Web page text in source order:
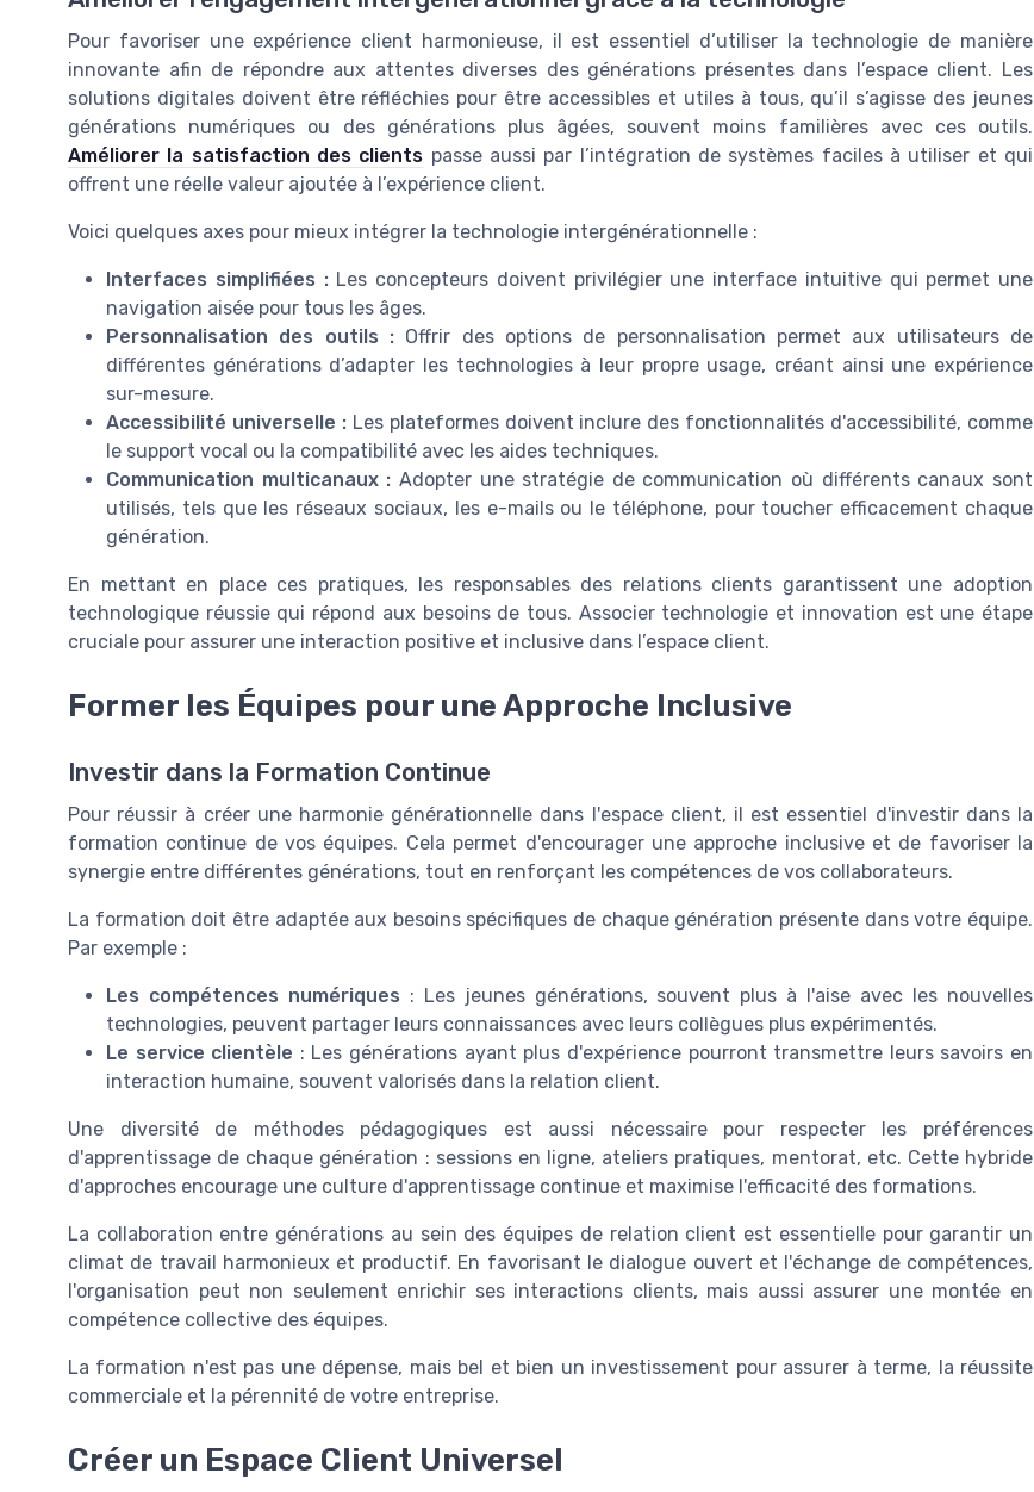
Pour favoriser une expérience client harmonieuse, il est essentiel d’utiliser la technologie de manière
innovante afin de répondre aux attentes diverses des générations présentes dans l’espace client. Les
solutions digitales doivent être réfléchies pour être accessibles et utiles à tous, qu’il s’agisse des jeunes
générations numériques ou des générations plus âgées, souvent moins familières avec ces outils.
Améliorer la satisfaction des clients passe aussi par l’intégration de systèmes faciles à utiliser et qui
offrent une réelle valeur ajoutée à l’expérience client.
Voici quelques axes pour mieux intégrer la technologie intergénérationnelle :
Interfaces simplifiées :Les concepteurs doivent privilégier une interface intuitive qui permet une
navigation aisée pour tous les âges.
Personnalisation des outils : Offrir des options de personnalisation permet aux utilisateurs de
différentes générations d’adapter les technologies à leur propre usage, créant ainsi une expérience
sur-mesure.
Accessibilité universelle :Les plateformes doivent inclure des fonctionnalités d'accessibilité, comme
le support vocal ou la compatibilité avec les aides techniques.
Communication multicanaux : Adopter une stratégie de communication où différents canaux sont
utilisés, tels que les réseaux sociaux, les e-mails ou le téléphone, pour toucher efficacement chaque
génération.
En mettant en place ces pratiques, les responsables des relations clients garantissent une adoption
technologique réussie qui répond aux besoins de tous. Associer technologie et innovation est une étape
cruciale pour assurer une interaction positive et inclusive dans l’espace client.
Former les Équipes pour une Approche Inclusive
Investir dans la Formation Continue
Pour réussir à créer une harmonie générationnelle dans l'espace client, il est essentiel d'investir dans la
formation continue de vos équipes. Cela permet d'encourager une approche inclusive et de favoriser la
synergie entre différentes générations, tout en renforçant les compétences de vos collaborateurs.
La formation doit être adaptée aux besoins spécifiques de chaque génération présente dans votre équipe.
Par exemple :
Les compétences numériques : Les jeunes générations, souvent plus à l'aise avec les nouvelles
technologies, peuvent partager leurs connaissances avec leurs collègues plus expérimentés.
Le service clientèle : Les générations ayant plus d'expérience pourront transmettre leurs savoirs en
interaction humaine, souvent valorisés dans la relation client.
Une diversité de méthodes pédagogiques est aussi nécessaire pour respecter les préférences
d'apprentissage de chaque génération : sessions en ligne, ateliers pratiques, mentorat, etc. Cette hybride
d'approches encourage une culture d'apprentissage continue et maximise l'efficacité des formations.
La collaboration entre générations au sein des équipes de relation client est essentielle pour garantir un
climat de travail harmonieux et productif. En favorisant le dialogue ouvert et l'échange de compétences,
l'organisation peut non seulement enrichir ses interactions clients, mais aussi assurer une montée en
compétence collective des équipes.
La formation n'est pas une dépense, mais bel et bien un investissement pour assurer à terme, la réussite
commerciale et la pérennité de votre entreprise.
Créer un Espace Client Universel